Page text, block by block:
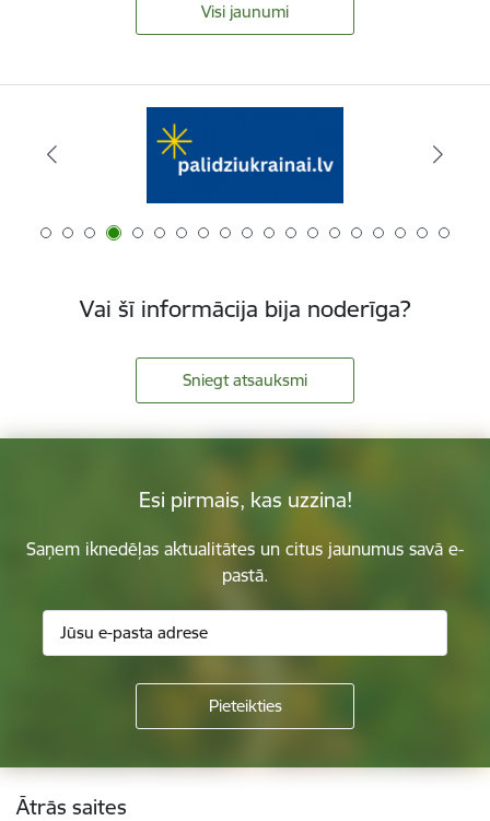
Visi jaunumi
Vai šī informācija bija noderīga?
Sniegt atsauksmi
Esi pirmais, kas uzzina!
Saņem iknedēļas aktualitātes un citus jaunumus savā e-
pastā.
Kājene
Ātrās saites